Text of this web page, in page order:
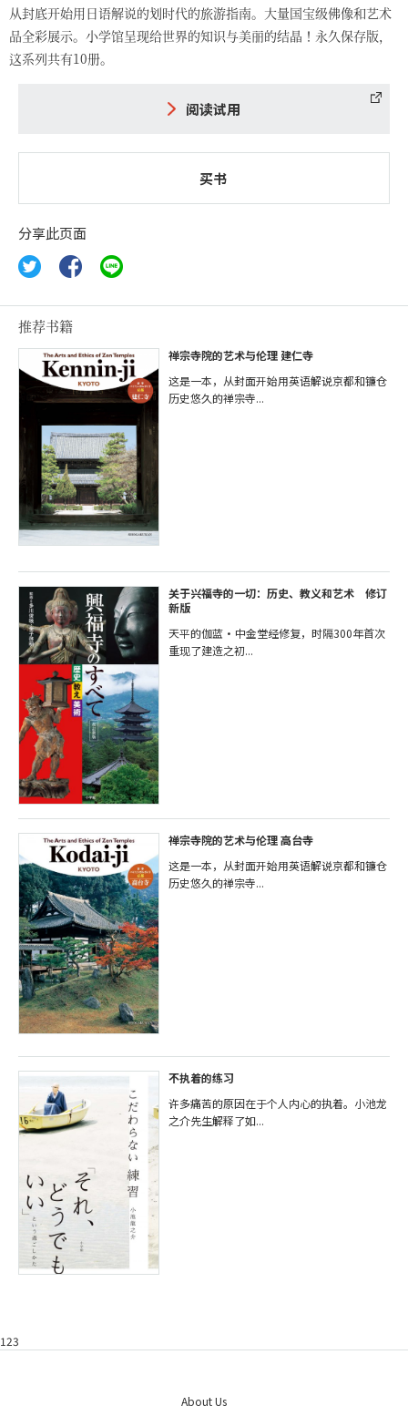
从封底开始用日语解说的划时代的旅游指南。大量国宝级佛像和艺术
品全彩展示。小学馆呈现给世界的知识与美丽的结晶！永久保存版，
这系列共有10册。
阅读试用
买书
分享此页面
推荐书籍
禅宗寺院的艺术与伦理 建仁寺
这是一本，从封面开始用英语解说京都和镰仓
历史悠久的禅宗寺...
关于兴福寺的一切：历史、教义和艺术 修订
新版
天平的伽蓝・中金堂经修复，时隔300年首次
重现了建造之初...
禅宗寺院的艺术与伦理 高台寺
这是一本，从封面开始用英语解说京都和镰仓
历史悠久的禅宗寺...
不执着的练习
许多痛苦的原因在于个人内心的执着。小池龙
之介先生解释了如...
123
About Us